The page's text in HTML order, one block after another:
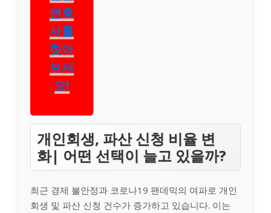
전문
변호
사를
찾아
보세
개인회생, 파산 신청 비율 변
화| 어떤 선택이 늘고 있을까?
최근 경제 불안정과 코로나19 팬데믹의 여파로 개인
회생 및 파산 신청 건수가 증가하고 있습니다. 이는